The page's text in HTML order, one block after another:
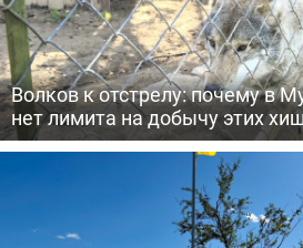
Волков к отстрелу: почему в
нет лимита на добычу этих